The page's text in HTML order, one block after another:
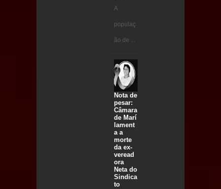
A
populaç
ão de ...
Nota de
pesar:
Câmara
de Marí
lament
a a
morte
da ex-
veread
ora
Neta do
Sindica
to